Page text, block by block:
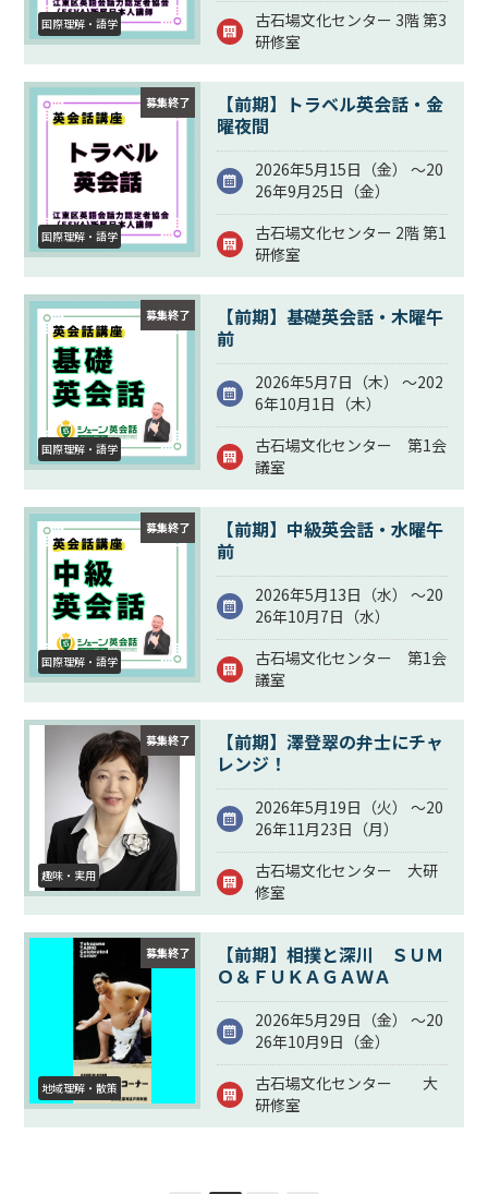
国際理解・語学
古石場文化センター 3階 第3
研修室
募集終了
国際理解・語学
【前期】トラベル英会話・金
曜夜間
2026年5月15日（金） ～20
26年9月25日（金）
古石場文化センター 2階 第1
研修室
募集終了
国際理解・語学
【前期】基礎英会話・木曜午
前
2026年5月7日（木） ～202
6年10月1日（木）
古石場文化センター 第1会
議室
募集終了
国際理解・語学
【前期】中級英会話・水曜午
前
2026年5月13日（水） ～20
26年10月7日（水）
古石場文化センター 第1会
議室
募集終了
趣味・実用
【前期】澤登翠の弁士にチャ
レンジ！
2026年5月19日（火） ～20
26年11月23日（月）
古石場文化センター 大研
修室
募集終了
地域理解・散策
【前期】相撲と深川 ＳＵＭ
Ｏ＆ＦＵＫＡＧＡＷＡ
2026年5月29日（金） ～20
26年10月9日（金）
古石場文化センター 大
研修室